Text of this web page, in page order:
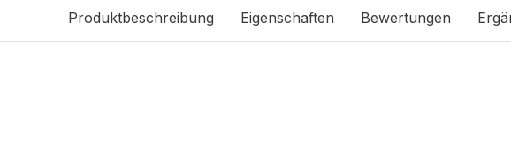
Produktbeschreibung Eigenschaften Bewertungen